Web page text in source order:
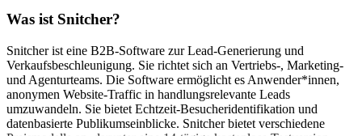
Was ist Snitcher?
Snitcher ist eine B2B-Software zur Lead-Generierung und
Verkaufsbeschleunigung. Sie richtet sich an Vertriebs-, Marketing-
und Agenturteams. Die Software ermöglicht es Anwender*innen,
anonymen Website-Traffic in handlungsrelevante Leads
umzuwandeln. Sie bietet Echtzeit-Besucheridentifikation und
datenbasierte Publikumseinblicke. Snitcher bietet verschiedene